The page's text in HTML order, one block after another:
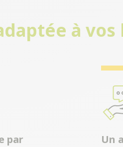
à vos
par
Un